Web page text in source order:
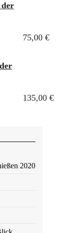
der
75,00 €
135,00 €
2020